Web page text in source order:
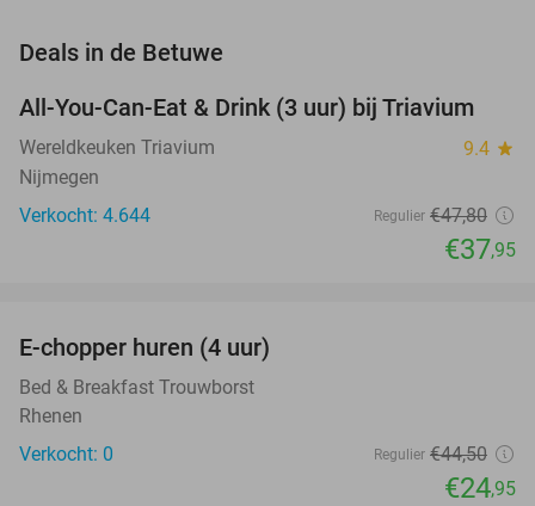
Deals in de Betuwe
21%
All-You-Can-Eat & Drink (3 uur) bij Triavium
Wereldkeuken Triavium 9.4 star
Nijmegen
Verkocht: 4.644
Regulier €47,80
€37,95
NEW
TODAY
E-chopper huren (4 uur)
Bed & Breakfast Trouwborst
Rhenen
Verkocht: 0
Regulier €44,50
€24,95